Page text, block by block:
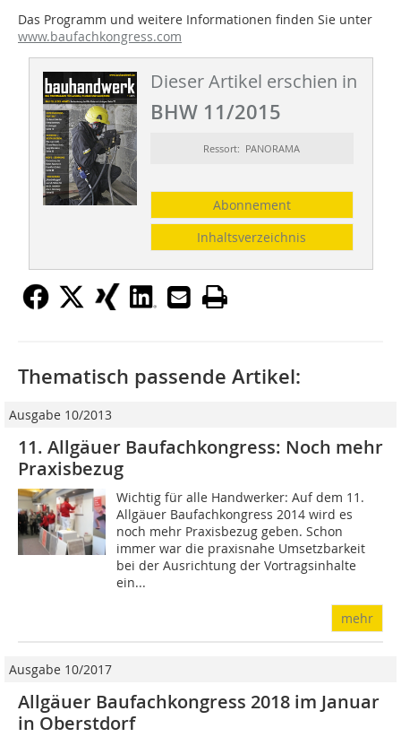
Das Programm und weitere Informationen finden Sie unter
www.baufachkongress.com
Dieser Artikel erschien in
BHW 11/2015
Ressort: PANORAMA
Abonnement
Inhaltsverzeichnis
Thematisch passende Artikel:
Ausgabe 10/2013
11. Allgäuer Baufachkongress: Noch mehr
Praxisbezug
Wichtig für alle Handwerker: Auf dem 11.
Allgäuer Baufachkongress 2014 wird es
noch mehr Praxisbezug geben. Schon
immer war die praxisnahe Umsetzbarkeit
bei der Ausrichtung der Vortragsinhalte
ein...
mehr
Ausgabe 10/2017
Allgäuer Baufachkongress 2018 im Januar
in Oberstdorf